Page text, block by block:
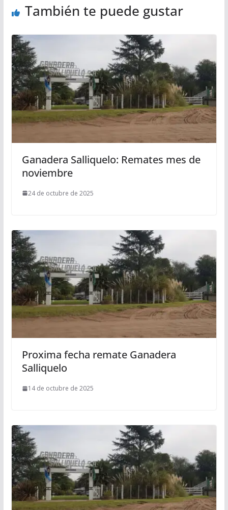
También te puede gustar
Ganadera Salliquelo: Remates mes de
noviembre
24 de octubre de 2025
Proxima fecha remate Ganadera
Salliquelo
14 de octubre de 2025